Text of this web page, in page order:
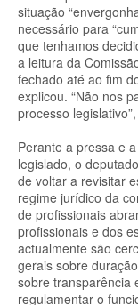
situação
necessário para
que tenhamos
a leitura da
fechado até ao fim
explicou. “Não nos
processo
Perante a pressa e
legislado, o
de voltar a revisitar
regime jurídico da
de profissionais
profissionais e dos
actualmente são
gerais sobre
sobre transparência
regulamentar o